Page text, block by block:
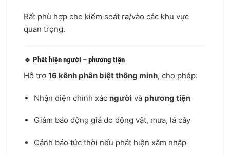
Rất phù hợp cho kiểm soát ra/vào các khu vực
quan trọng.
🔹 Phát hiện người – phương tiện
Hỗ trợ 16 kênh phân biệt thông minh, cho phép:
Nhận diện chính xác ngườivà phương tiện
Giảm báo động giả do động vật, mưa, lá cây
Cảnh báo tức thời nếu phát hiện xâm nhập